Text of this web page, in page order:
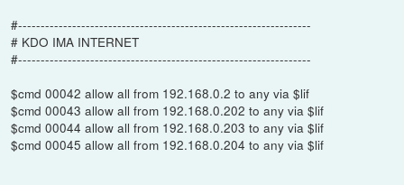
#-----------------------------------------------------------------
# KDO IMA INTERNET
#-----------------------------------------------------------------
$cmd 00042 allow all from 192.168.0.2 to any via $lif
$cmd 00043 allow all from 192.168.0.202 to any via $lif
$cmd 00044 allow all from 192.168.0.203 to any via $lif
$cmd 00045 allow all from 192.168.0.204 to any via $lif